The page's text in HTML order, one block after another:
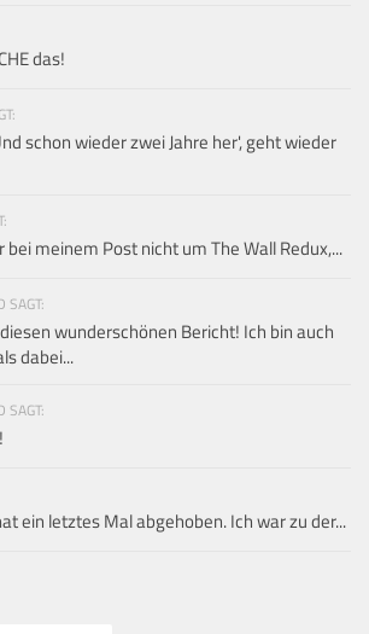
das!
schon wieder zwei Jahre her', geht wieder
bei meinem Post nicht um The Wall Redux,...
SAGT:
wunderschönen Bericht! Ich bin auch
dabei...
SAGT:
ein letztes Mal abgehoben. Ich war zu der...